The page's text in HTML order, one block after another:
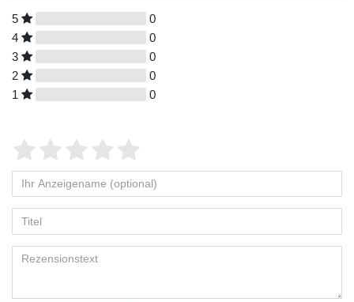
5
0
4
0
3
0
2
0
1
0